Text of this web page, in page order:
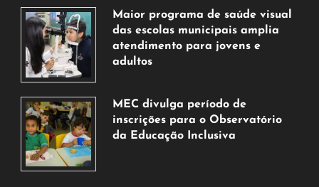
de
agosto
de
2026
Maior programa de saúde visual
das escolas municipais amplia
atendimento para jovens e
adultos
de
agosto
de
MEC divulga período de
inscrições para o Observatório
da Educação Inclusiva